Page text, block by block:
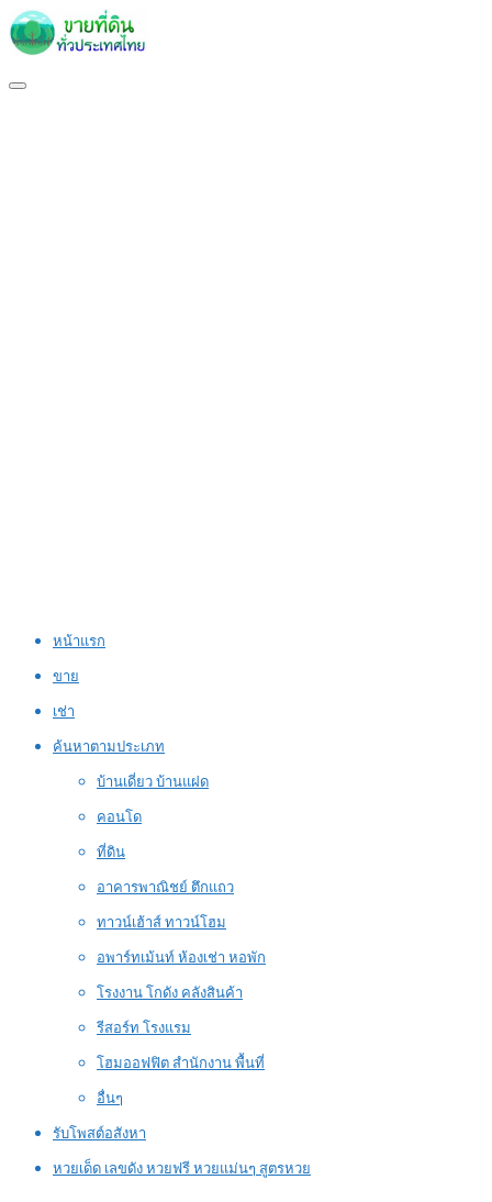
หน้าแรก
ขาย
เช่า
ค้นหาตามประเภท
บ้านเดี่ยว บ้านแฝด
คอนโด
ที่ดิน
อาคารพาณิชย์ ตึกแถว
ทาวน์เฮ้าส์ ทาวน์โฮม
อพาร์ทเม้นท์ ห้องเช่า หอพัก
โรงงาน โกดัง คลังสินค้า
รีสอร์ท โรงแรม
โฮมออฟฟิต สำนักงาน พื้นที่
อื่นๆ
รับโพสต์อสังหา
หวยเด็ด เลขดัง หวยฟรี หวยแม่นๆ สูตรหวย